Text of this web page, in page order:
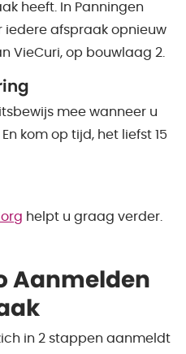
heeft. In Panningen
iedere afspraak opnieuw
VieCuri, op bouwlaag 2.
mee wanneer u
kom op tijd, het liefst 15
helpt u graag verder.
Aanmelden
in 2 stappen aanmeldt